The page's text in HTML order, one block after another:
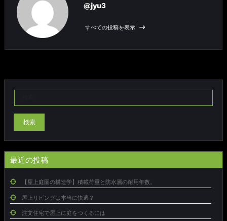
@jyu3
すべての投稿を表示
検索
最近の投稿
【屋上庭園の構造学】積載荷重と防水層の耐用年数。
屋上リビングは本当に快適？
注文住宅で屋上に庭をつくるには